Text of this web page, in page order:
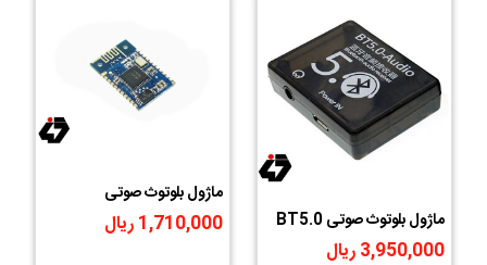
ماژول بلوتوث صوتی BT5.0
قابدار دارای خروجی AUX
3,950,000 ریال
ماژول بلوتوث صوتی
BL3221 V1.0
1,710,000 ریال